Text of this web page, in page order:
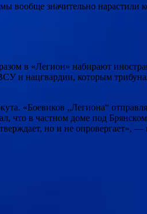
значительно нарастили
в «Легион» набирают
и нацгвардии, которым
«Боевиков „Легиона“
что в частном доме под
но и не опровергает», —